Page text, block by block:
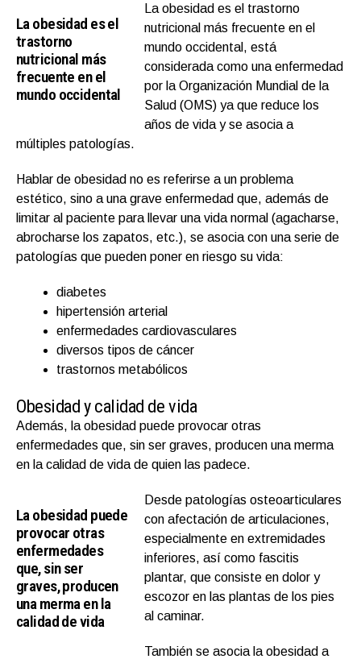
La obesidad es el
trastorno
nutricional más
frecuente en el
mundo occidental
La obesidad es el trastorno
nutricional más frecuente en el
mundo occidental, está
considerada como una enfermedad
por la Organización Mundial de la
Salud (OMS) ya que reduce los
años de vida y se asocia a
múltiples patologías.
Hablar de obesidad no es referirse a un problema
estético, sino a una grave enfermedad que, además de
limitar al paciente para llevar una vida normal (agacharse,
abrocharse los zapatos, etc.), se asocia con una serie de
patologías que pueden poner en riesgo su vida:
diabetes
hipertensión arterial
enfermedades cardiovasculares
diversos tipos de cáncer
trastornos metabólicos
Obesidad y calidad de vida
Además, la obesidad puede provocar otras
enfermedades que, sin ser graves, producen una merma
en la calidad de vida de quien las padece.
La obesidad puede
provocar otras
enfermedades
que, sin ser
graves, producen
una merma en la
calidad de vida
Desde patologías osteoarticulares
con afectación de articulaciones,
especialmente en extremidades
inferiores, así como fascitis
plantar, que consiste en dolor y
escozor en las plantas de los pies
al caminar.
También se asocia la obesidad a